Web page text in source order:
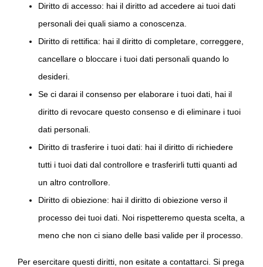
Diritto di accesso: hai il diritto ad accedere ai tuoi dati
personali dei quali siamo a conoscenza.
Diritto di rettifica: hai il diritto di completare, correggere,
cancellare o bloccare i tuoi dati personali quando lo
desideri.
Se ci darai il consenso per elaborare i tuoi dati, hai il
diritto di revocare questo consenso e di eliminare i tuoi
dati personali.
Diritto di trasferire i tuoi dati: hai il diritto di richiedere
tutti i tuoi dati dal controllore e trasferirli tutti quanti ad
un altro controllore.
Diritto di obiezione: hai il diritto di obiezione verso il
processo dei tuoi dati. Noi rispetteremo questa scelta, a
meno che non ci siano delle basi valide per il processo.
Per esercitare questi diritti, non esitate a contattarci. Si prega